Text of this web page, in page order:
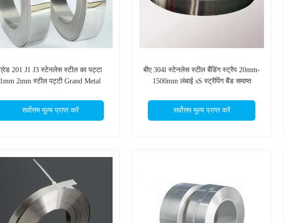
201 J1 J3 स्टेनलेस स्टील का पट्टा
1mm 2mm स्टील पट्टी Grand Metal
सर्वोत्तम मूल्य प्राप्त करें
बीए 304l स्टेनलेस स्टील बैंडिंग स्ट्रैप 20mm-
1500mm लंबाई sS स्ट्रैपिंग बैंड समाप्त
सर्वोत्तम मूल्य प्राप्त करें